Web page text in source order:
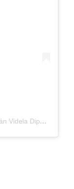
Una publicación compartida de Sebastián Videla Diputado (@ciudadanovideladiputado)